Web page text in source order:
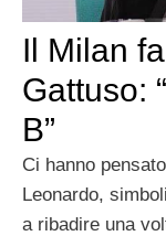
Il Milan
Gattuso:
B”
Ci hanno
Leonardo,
a ribadire una